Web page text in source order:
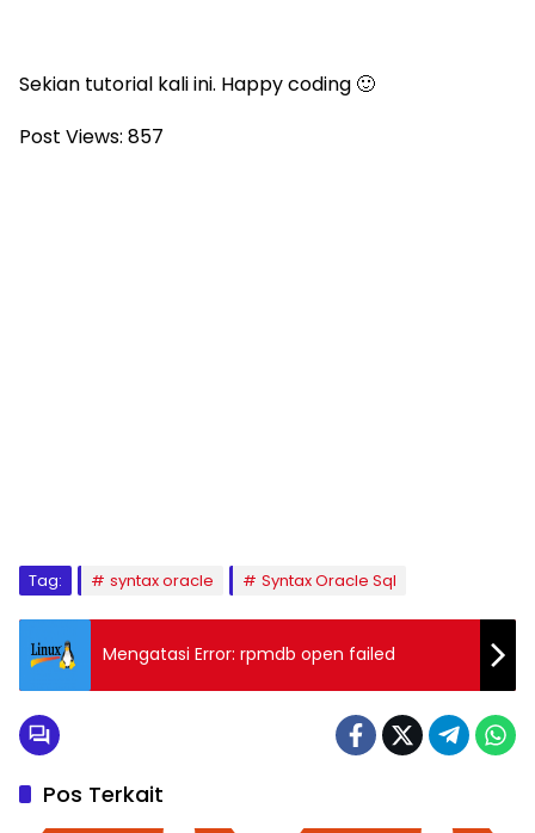
Sekian tutorial kali ini. Happy coding 🙂
Post Views: 857
Tag: syntax oracle Syntax Oracle Sql
Mengatasi Error: rpmdb open failed
Pos Terkait